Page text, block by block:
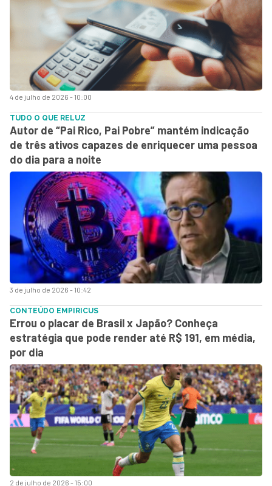
4 de julho de 2026 - 10:00
3 de julho de 2026 - 10:42
TUDO O QUE RELUZ
Autor de “Pai Rico, Pai Pobre” mantém indicação
de três ativos capazes de enriquecer uma pessoa
do dia para a noite
2 de julho de 2026 - 15:00
CONTEÚDO EMPIRICUS
Errou o placar de Brasil x Japão? Conheça
estratégia que pode render até R$ 191, em média,
por dia